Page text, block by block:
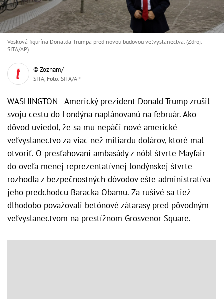
Vosková figurína Donalda Trumpa pred novou budovou veľvyslanectva. (Zdroj:
SITA/AP)
© Zoznam/
SITA, Foto: SITA/AP
WASHINGTON - Americký prezident Donald Trump zrušil
svoju cestu do Londýna naplánovanú na február. Ako
dôvod uviedol, že sa mu nepáči nové americké
veľvyslanectvo za viac než miliardu dolárov, ktoré mal
otvoriť. O presťahovaní ambasády z nóbl štvrte Mayfair
do oveľa menej reprezentatívnej londýnskej štvrte
rozhodla z bezpečnostných dôvodov ešte administratíva
jeho predchodcu Baracka Obamu. Za rušivé sa tiež
dlhodobo považovali betónové zátarasy pred pôvodným
veľvyslanectvom na prestížnom Grosvenor Square.